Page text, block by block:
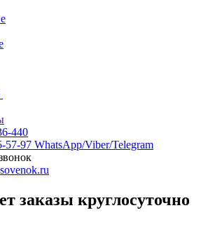
440
57-97 WhatsApp/Viber/Telegram
заказы круглосуточно